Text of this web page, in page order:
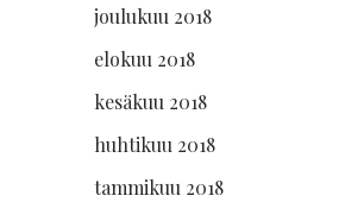
joulukuu 2018
elokuu 2018
kesäkuu 2018
huhtikuu 2018
tammikuu 2018